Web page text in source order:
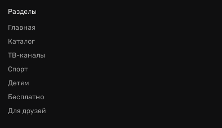
Разделы
Главная
Каталог
ТВ-каналы
Спорт
Детям
Бесплатно
Для друзей